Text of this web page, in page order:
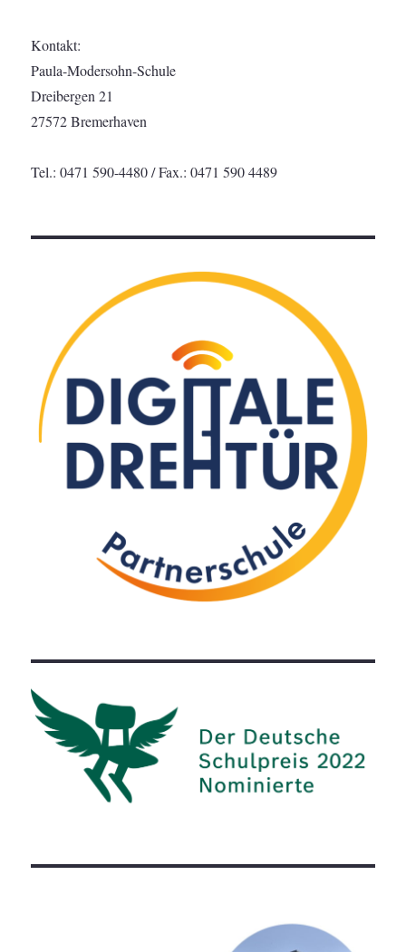
Kontakt:
Paula-Modersohn-Schule
Dreibergen 21
27572 Bremerhaven
Tel.: 0471 590-4480 / Fax.: 0471 590 4489